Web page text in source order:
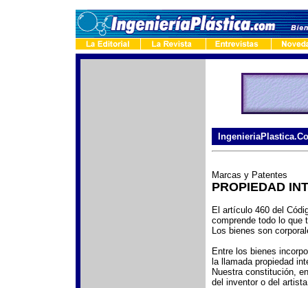
Marcas y Patentes
PROPIEDAD
El artículo 460 del
comprende todo lo que
Los bienes son
Entre los bienes
la llamada propiedad
Nuestra constitución,
del inventor o del